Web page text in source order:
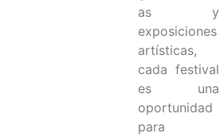
as y
exposiciones
artísticas,
cada festival
es una
oportunidad
para